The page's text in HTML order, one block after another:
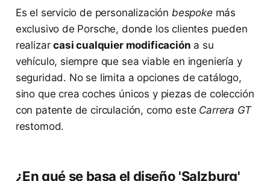
Es el servicio de personalización bespoke más
exclusivo de Porsche, donde los clientes pueden
realizarcasi cualquier modificación a su
vehículo, siempre que sea viable en ingeniería y
seguridad. No se limita a opciones de catálogo,
sino que crea coches únicos y piezas de colección
con patente de circulación, como este Carrera GT
restomod.
¿En qué se basa el diseño 'Salzburg'